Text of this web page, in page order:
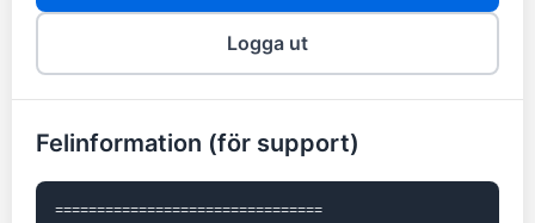
Logga ut
Felinformation (för support)
================================